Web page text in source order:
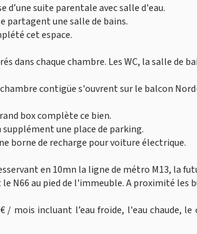
d’une suite parentale avec salle d'eau.
partagent une salle de bains.
cet espace.
dans chaque chambre. Les WC, la salle de
contigüe s'ouvrent sur le balcon
box complète ce bien.
supplément une place de parking.
borne de recharge pour voiture électrique.
en 10mn la ligne de métro M13, la
le N66 au pied de l'immeuble. A proximité les
/ mois incluant l’eau froide, l'eau chaude,